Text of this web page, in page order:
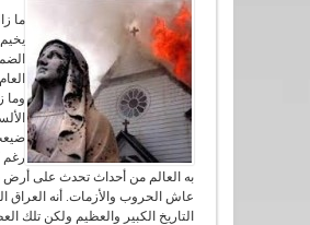
ما
وما
رغم
به العالم من أحداث تحدث على أرض
عاش الحروب والأزمات. أنه العراق
التاريخ الكبير والعظيم ولكن تلك